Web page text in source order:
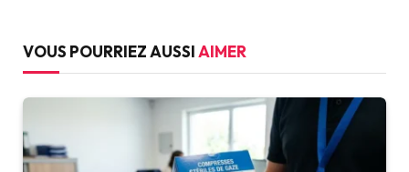
VOUS POURRIEZ AUSSIAIMER